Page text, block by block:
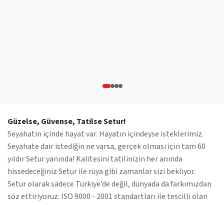
Güzelse, Güvense, Tatilse Setur!
Seyahatin içinde hayat var. Hayatın içindeyse isteklerimiz.
Seyahate dair istediğin ne varsa, gerçek olması için tam 60
yıldır Setur yanında! Kalitesini tatilinizin her anında
hissedeceğiniz Setur ile rüya gibi zamanlar sizi bekliyor.
Setur olarak sadece Türkiye’de değil, dünyada da farkımızdan
söz ettiriyoruz. ISO 9000 - 2001 standartları ile tescilli olan